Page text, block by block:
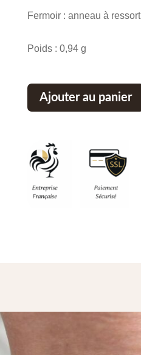
Fermoir : anneau à ressort
Poids : 0,94 g
Ajouter au panier